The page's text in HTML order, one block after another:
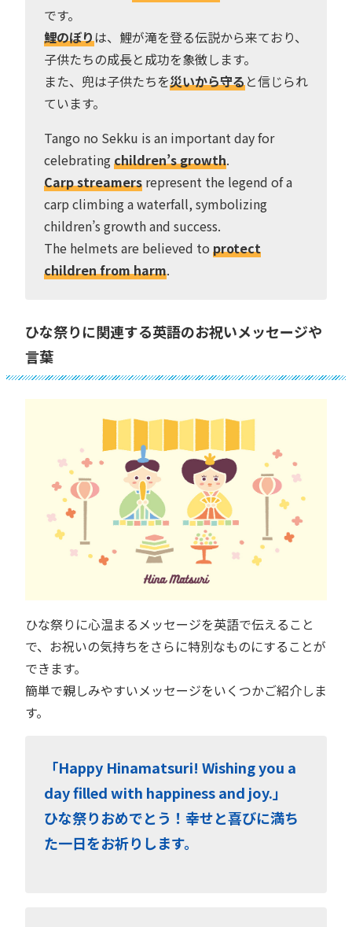
です。
鯉のぼりは、鯉が滝を登る伝説から来ており、
子供たちの成長と成功を象徴します。
また、兜は子供たちを災いから守ると信じられ
ています。
Tango no Sekku is an important day for
celebratingchildren’s growth.
Carp streamers represent the legend of a
carp climbing a waterfall, symbolizing
children’s growth and success.
The helmets are believed to protect
children from harm.
ひな祭りに関連する英語のお祝いメッセージや
言葉
ひな祭りに心温まるメッセージを英語で伝えること
で、お祝いの気持ちをさらに特別なものにすることが
できます。
簡単で親しみやすいメッセージをいくつかご紹介しま
す。
「Happy Hinamatsuri! Wishing you a
day filled with happiness and joy.」
ひな祭りおめでとう！幸せと喜びに満ち
た一日をお祈りします。